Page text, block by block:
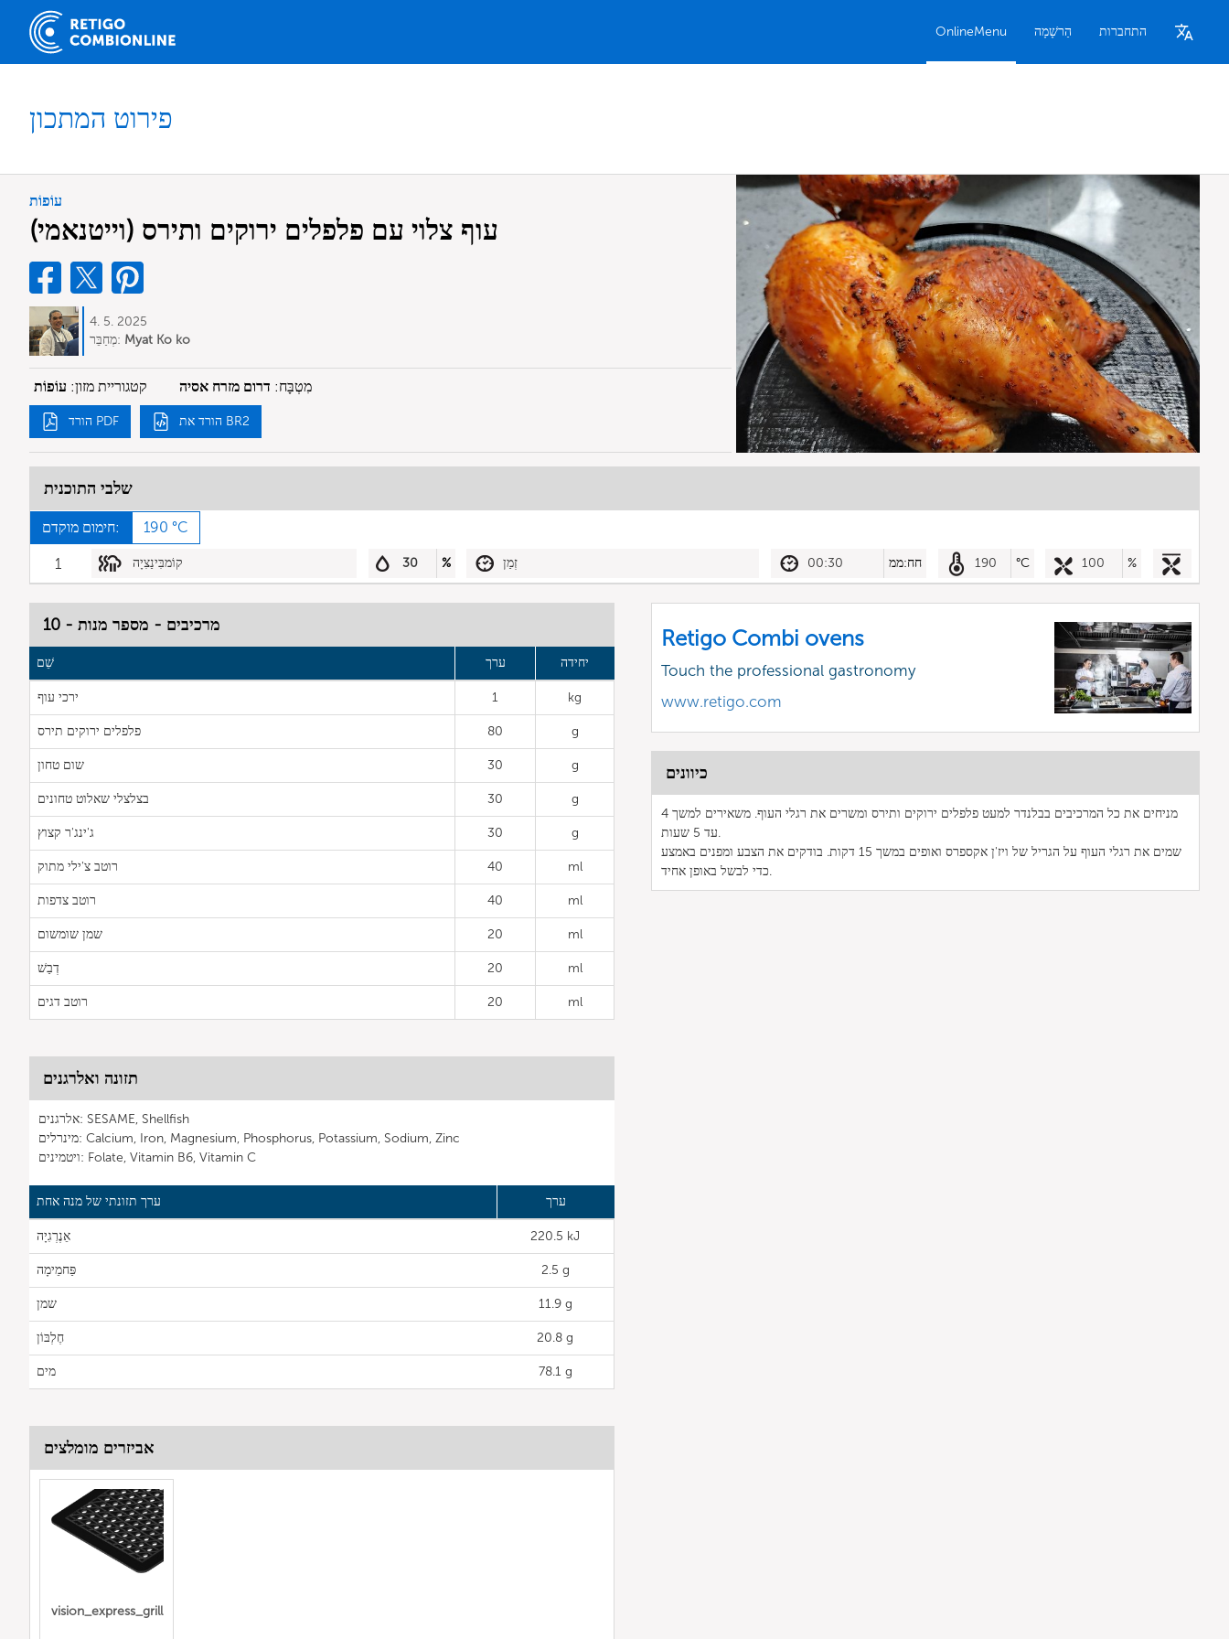
OnlineMenu הַרשָׁמָה התחברות
פירוט המתכון
עוֹפוֹת
עוף צלוי עם פלפלים ירוקים ותירס (וייטנאמי)
4. 5. 2025
מְחַבֵּר: Myat Ko ko
קטגוריית מזון: עוֹפוֹת מִטְבָּח: דרום מזרח אסיה
הורד PDF הורד את BR2
שלבי התוכנית
חימום מוקדם: 190 °C
1 קוֹמבִּינַצִיָה 30 % זְמַן 00:30 חח:ממ 190 °C 100 %
מרכיבים - מספר מנות - 10
שֵׁם ערך יחידה
ירכי עוף 1 kg
פלפלים ירוקים תירס 80 g
שום טחון 30 g
בצלצלי שאלוט טחונים 30 g
ג'ינג'ר קצוץ 30 g
רוטב צ'ילי מתוק 40 ml
רוטב צדפות 40 ml
שמן שומשום 20 ml
דְבַשׁ 20 ml
רוטב דגים 20 ml
תזונה ואלרגנים
אלרגנים: SESAME, Shellfish
מינרלים: Calcium, Iron, Magnesium, Phosphorus, Potassium, Sodium, Zinc
ויטמינים: Folate, Vitamin B6, Vitamin C
ערך תזונתי של מנה אחת ערך
אֵנֶרְגִיָה 220.5 kJ
פַּחמֵימָה 2.5 g
שמן 11.9 g
חֶלְבּוֹן 20.8 g
מים 78.1 g
Retigo Combi ovens
Touch the professional gastronomy
www.retigo.com
כיוונים
מניחים את כל המרכיבים בבלנדר למעט פלפלים ירוקים ותירס ומשרים את רגלי העוף. משאירים למשך 4
עד 5 שעות.
שמים את רגלי העוף על הגריל של ויז'ן אקספרס ואופים במשך 15 דקות. בודקים את הצבע ומפנים באמצע
כדי לבשל באופן אחיד.
אביזרים מומלצים
vision_express_grill